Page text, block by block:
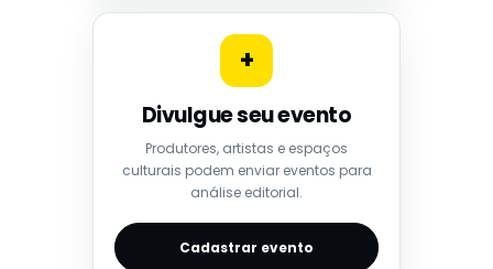
+
Divulgue seu evento
Produtores, artistas e espaços
culturais podem enviar eventos para
análise editorial.
Cadastrar evento